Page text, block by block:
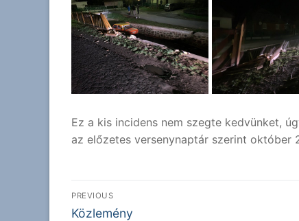
Ez a kis incidens nem szegte kedvünket,
az előzetes versenynaptár szerint
Bejegyzés
PREVIOUS
Previous
Közlemény